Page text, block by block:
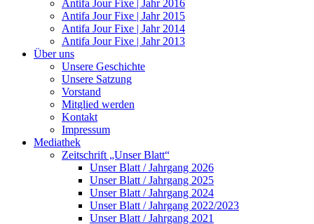
Antifa Jour Fixe | Jahr 2016
Antifa Jour Fixe | Jahr 2015
Antifa Jour Fixe | Jahr 2014
Antifa Jour Fixe | Jahr 2013
Über uns
Unsere Geschichte
Unsere Satzung
Vorstand
Mitglied werden
Kontakt
Impressum
Mediathek
Zeitschrift „Unser Blatt“
Unser Blatt / Jahrgang 2026
Unser Blatt / Jahrgang 2025
Unser Blatt / Jahrgang 2024
Unser Blatt / Jahrgang 2022/2023
Unser Blatt / Jahrgang 2021